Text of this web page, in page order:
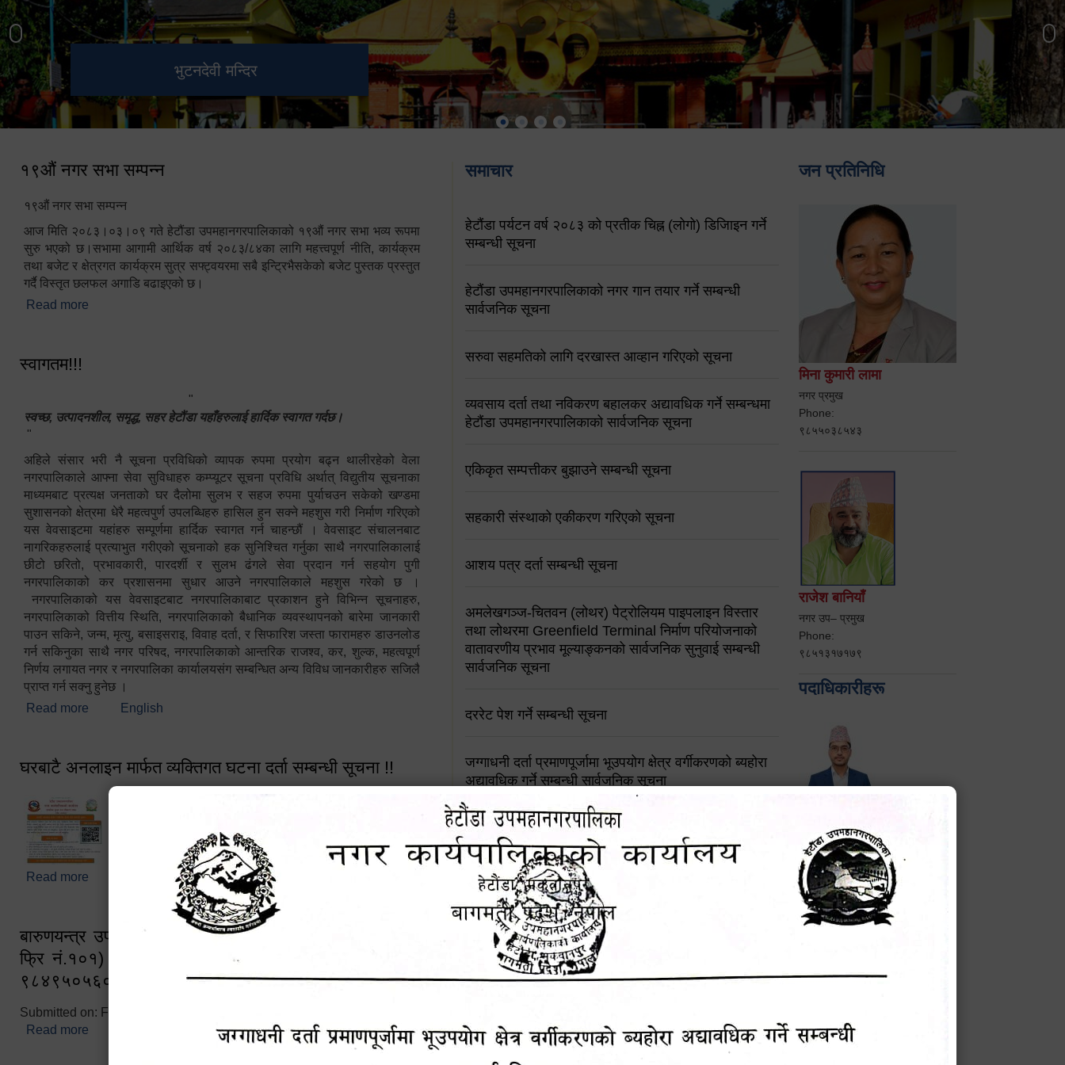
भुटनदेवी मन्दिर
स्मारक
हेटौंडा उपमहानगरपालिका नगर
कार्यपालिकाको कार्यालय
मनकामना डाँडाबाट देखिएको दृश्य
१९औं नगर सभा सम्पन्न
१९औं नगर सभा सम्पन्न
आज मिति २०८३।०३।०९ गते हेटौंडा उपमहानगरपालिकाको १९औं नगर सभा भव्य रूपमा
सुरु भएको छ।सभामा आगामी आर्थिक वर्ष २०८३/८४का लागि महत्त्वपूर्ण नीति, कार्यक्रम
तथा बजेट र क्षेत्रगत कार्यक्रम सुत्र सफ्ट्वयरमा सबै इन्ट्रिभैसकेको बजेट पुस्तक प्रस्तुत
गर्दै विस्तृत छलफल अगाडि बढाइएको छ।
Read more
स्वागतम!!!
"
स्वच्छ, उत्पादनशील, समृद्ध, सहर हेटौंडा यहाँहरुलाई हार्दिक स्वागत गर्दछ।
"
अहिले संसार भरी नै सूचना प्रविधिको व्यापक रुपमा प्रयोग बढ्न थालीरहेको वेला
नगरपालिकाले आफ्ना सेवा सुविधाहरु कम्प्यूटर सूचना प्रविधि अर्थात् विद्युतीय सूचनाका
माध्यमबाट प्रत्यक्ष जनताको घर दैलोमा सुलभ र सहज रुपमा पुर्याचउन सकेको खण्डमा
सुशासनको क्षेत्रमा धेरै महत्वपुर्ण उपलब्धिहरु हासिल हुन सक्ने महशुस गरी निर्माण गरिएको
यस वेवसाइटमा यहांहरु सम्पूर्णमा हार्दिक स्वागत गर्न चाहन्छौं । वेवसाइट संचालनबाट
नागरिकहरुलाई प्रत्याभुत गरीएको सूचनाको हक सुनिश्चित गर्नुका साथै नगरपालिकालाई
छीटो छरितो, प्रभावकारी, पारदर्शी र सुलभ ढंगले सेवा प्रदान गर्न सहयोग पुगी
नगरपालिकाको कर प्रशासनमा सुधार आउने नगरपालिकाले महशुस गरेको छ ।
नगरपालिकाको यस वेवसाइटबाट नगरपालिकाबाट प्रकाशन हुने विभिन्न सूचनाहरु,
नगरपालिकाको वित्तीय स्थिति, नगरपालिकाको बैधानिक व्यवस्थापनको बारेमा जानकारी
पाउन सकिने, जन्म, मृत्यु, बसाइसराइ, विवाह दर्ता, र सिफारिश जस्ता फारामहरु डाउनलोड
गर्न सकिनुका साथै नगर परिषद, नगरपालिकाको आन्तरिक राजश्व, कर, शुल्क, महत्वपूर्ण
निर्णय लगायत नगर र नगरपालिका कार्यालयसंग सम्बन्धित अन्य विविध जानकारीहरु सजिलै
प्राप्त गर्न सक्नु हुनेछ ।
Read more about स्वागतम!!!
English
घरबाटै अनलाइन मार्फत व्यक्तिगत घटना दर्ता सम्बन्धी सूचना !!
Read more about घरबाटै अनलाइन मार्फत व्यक्तिगत घटना दर्ता सम्बन्धी सूचना !!
बारुणयन्त्र उपशाखा इन्चार्जको सम्पर्क नं. ९८४१६४५३५६ (टोल
फ्रि नं.१०१) फोन नं. ०५७-५२०६७७ शव बहान चालकको नं.
९८४९५०५६००
Submitted on: Fri, 02/25/2022 - 10:50
Read more about बारुणयन्त्र उपशाखा इन्चार्जको सम्पर्क नं. ९८४१६४५३५६ (टोल फ्रि
नं.१०१) फोन नं. ०५७-५२०६७७ शव बहान चालकको नं. ९८४९५०५६००
समाचार
हेटौंडा पर्यटन वर्ष २०८३ को प्रतीक चिह्न (लोगो) डिजिाइन गर्ने
सम्बन्धी सूचना
हेटौंडा उपमहानगरपालिकाको नगर गान तयार गर्ने सम्बन्धी
सार्वजनिक सूचना
सरुवा सहमतिको लागि दरखास्त आव्हान गरिएको सूचना
व्यवसाय दर्ता तथा नविकरण बहालकर अद्यावधिक गर्ने सम्बन्धमा
हेटौंडा उपमहानगरपालिकाको सार्वजनिक सूचना
एकिकृत सम्पत्तीकर बुझाउने सम्बन्धी सूचना
सहकारी संस्थाको एकीकरण गरिएको सूचना
आशय पत्र दर्ता सम्बन्धी सूचना
अमलेखगञ्ज-चितवन (लोथर) पेट्रोलियम पाइपलाइन विस्तार
तथा लोथरमा Greenfield Terminal निर्माण परियोजनाको
वातावरणीय प्रभाव मूल्याङ्कनको सार्वजनिक सुनुवाई सम्बन्धी
सार्वजनिक सूचना
दररेट पेश गर्ने सम्बन्धी सूचना
जग्गाधनी दर्ता प्रमाणपूर्जामा भूउपयोग क्षेत्र वर्गीकरणको ब्यहोरा
अद्यावधिक गर्ने सम्बन्धी सार्वजनिक सूचना
आशय पत्र दर्ता सम्बन्धी सूचना
शिक्षक सरुवा सहमतिका लागि दरखास्त आव्हान सम्बन्धी सूचना !
हेटौंडा उपमहानगरपालिकाको सूची दर्ता सम्बन्धी सूचना
चुरियामाई सुरुङको संरक्षण तथा व्यवस्थापनको जिम्मेवारी
पोषाक र परिचयपत्र अनिवार्य लगाउने सम्बन्धमा ।
जन प्रतिनिधि
मिना कुमारी लामा
नगर प्रमुख
Phone:
९८५५०३८५४३
राजेश बानियाँ
नगर उप– प्रमुख
Phone:
९८५१३१७१७९
पदाधिकारीहरू
प्रमुख प्रशासकीय अधिकृत
Phone: 9855010111
सविन न्यौपाने